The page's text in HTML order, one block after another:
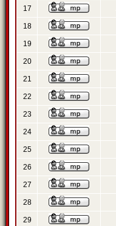
17
18
19
20
21
22
23
24
25
26
27
28
29